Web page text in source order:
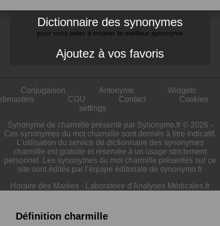
Dictionnaire des synonymes
pour vous aider à trouver le meilleur synonyme
Ajoutez à vos favoris
Conjugaison Antonyme
Widgets
CGU Contact
Cookies
settings
Synonyme de charmille présenté par Synonymo.fr © 2026 -
Ces synonymes du mot charmille sont donnés à titre indicatif.
L'utilisation du service de dictionnaire des synonymes
charmille est gratuite et réservée à un usage strictement
personnel. Les synonymes du mot charmille présentés sur ce
site sont édités par l’équipe éditoriale de synonymo.fr
Horaire des Marées - Laboratoire d'Analyses Médicales.fr
Définition charmille